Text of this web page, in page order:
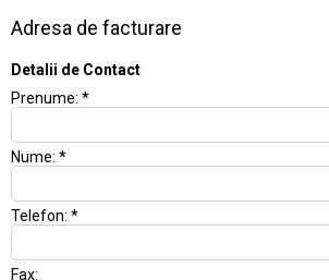
Adresa de facturare
Detalii de Contact
Prenume: *
Nume: *
Telefon: *
Fax: